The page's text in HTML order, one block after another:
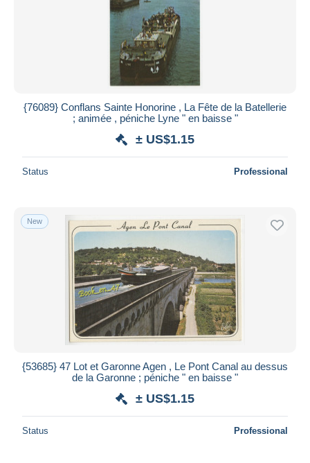
{76089} Conflans Sainte Honorine , La Fête de la Batellerie
; animée , péniche Lyne " en baisse "
± US$1.15
Status Professional
New
{53685} 47 Lot et Garonne Agen , Le Pont Canal au dessus
de la Garonne ; péniche " en baisse "
± US$1.15
Status Professional